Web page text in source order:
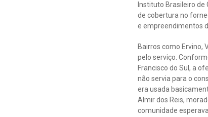
Instituto Brasileiro de
de cobertura no
e empreendimentos
Bairros como Ervino,
pelo serviço.
Francisco do Sul, a
não servia para o
era usada
Almir dos Reis,
comunidade